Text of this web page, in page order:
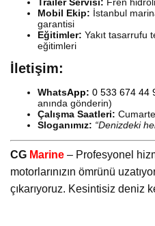
Mobil Ekip: İstanbul
garantisi
Eğitimler: Yakıt tasarrufu
eğitimleri
İletişim:
WhatsApp: 0 533 674 44
anında gönderin)
Çalışma Saatleri:
Sloganımız: “Denizdeki
CG Marine – Profesyonel
motorlarınızın ömrünü
çıkarıyoruz. Kesintisiz deniz